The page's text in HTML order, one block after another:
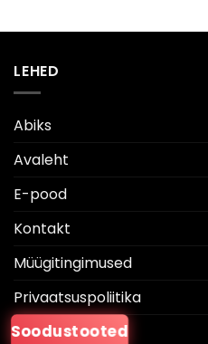
LEHED
Abiks
Avaleht
E-pood
Kontakt
Müügitingimused
Privaatsuspoliitika
Soodustooted